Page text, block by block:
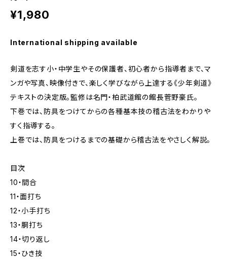
¥1,980
International shipping available
剣道を志す小・中学生やその保護者、初心者から指導者まで、マ
ンガや写真、映像付きで、楽しく学びながら上達する《少年剣道》
テキストの決定版。監修は名門・柏武道館の館長菅野豪氏。
下巻では、防具をつけてからの各種基本技の稽古法をわかりや
すく指導する。
上巻では、防具をつけるまでの基礎から稽古法をやさしく解説。
目次
10・間合
11・面打ち
12・小手打ち
13・胴打ち
14・切り返し
15・ひき技